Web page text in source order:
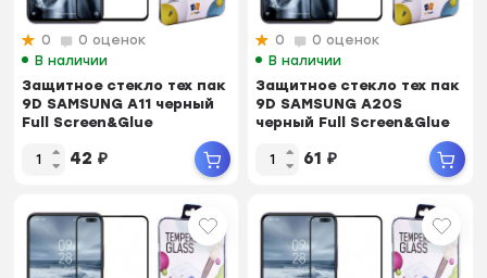
0
0 оценок
В наличии
Защитное стекло тех пак
9D SAMSUNG A11 черный
Full Screen&Glue
42 ₽
0
0 оценок
В наличии
Защитное стекло тех пак
9D SAMSUNG A20S
черный Full Screen&Glue
61 ₽